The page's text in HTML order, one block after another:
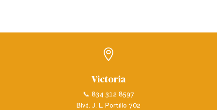

Victoria
📞 834 312 8597
Blvd. J. L. Portillo 702